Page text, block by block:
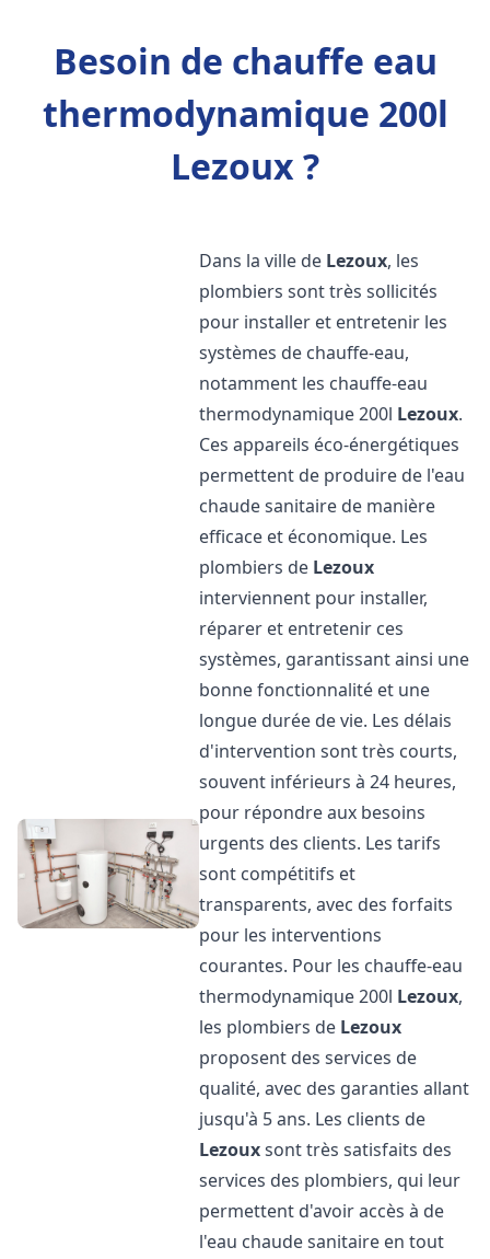
Besoin de chauffe eau
thermodynamique 200l
Lezoux ?
Dans la ville de Lezoux, les
plombiers sont très sollicités
pour installer et entretenir les
systèmes de chauffe-eau,
notamment les chauffe-eau
thermodynamique 200l Lezoux.
Ces appareils éco-énergétiques
permettent de produire de l'eau
chaude sanitaire de manière
efficace et économique. Les
plombiers de Lezoux
interviennent pour installer,
réparer et entretenir ces
systèmes, garantissant ainsi une
bonne fonctionnalité et une
longue durée de vie. Les délais
d'intervention sont très courts,
souvent inférieurs à 24 heures,
pour répondre aux besoins
urgents des clients. Les tarifs
sont compétitifs et
transparents, avec des forfaits
pour les interventions
courantes. Pour les chauffe-eau
thermodynamique 200l Lezoux,
les plombiers de Lezoux
proposent des services de
qualité, avec des garanties allant
jusqu'à 5 ans. Les clients de
Lezouxsont très satisfaits des
services des plombiers, qui leur
permettent d'avoir accès à de
l'eau chaude sanitaire en tout